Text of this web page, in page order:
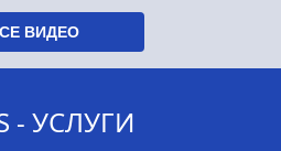
ВИДЕО
- УСЛУГИ